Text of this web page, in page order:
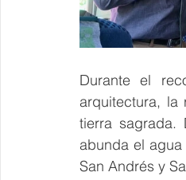
Durante el
arquitectura, la
tierra sagrada.
abunda el
San Andrés y